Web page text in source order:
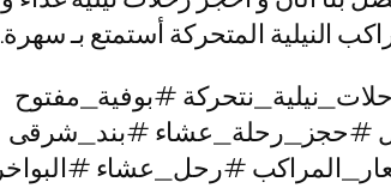
النيلية المتحركة أستمتع بـ
#بوفية_مفتوح
#حجز_رحلة_عشاء #بند_شرقى
#رحل_عشاء